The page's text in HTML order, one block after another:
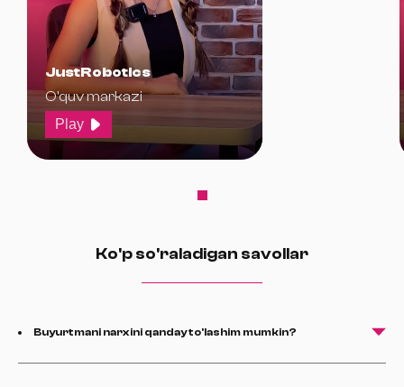
JustRobotics
O'quv markazi
Play
Ko'p so'raladigan savollar
Buyurtmani narxini qanday to'lashim mumkin?